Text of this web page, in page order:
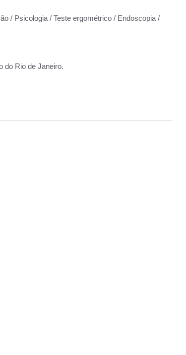
/ Psicologia / Teste ergométrico / Endoscopia /
do Rio de Janeiro.